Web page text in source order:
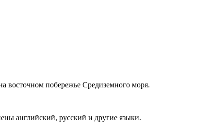
восточном побережье Средиземного моря.
английский, русский и другие языки.